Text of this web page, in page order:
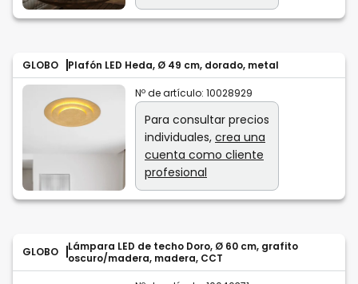
GLOBO Plafón LED Heda, Ø 49 cm, dorado, metal
Nº de artículo: 10028929
Para consultar precios
individuales, crea una
cuenta como cliente
profesional
GLOBO
Lámpara LED de techo Doro, Ø 60 cm, grafito
oscuro/madera, madera, CCT